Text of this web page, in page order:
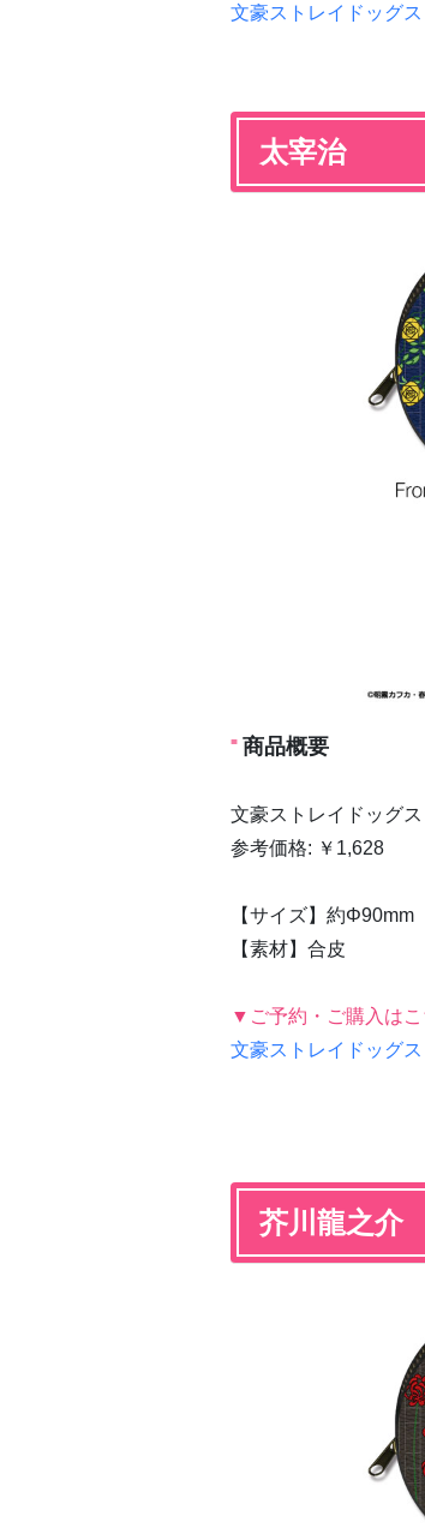
文豪ストレイドッグ
太宰治
商品概要
文豪ストレイドッグ
参考価格: ￥1,628
【サイズ】約Φ90mm
【素材】合皮
▼ご予約・ご購入はこ
文豪ストレイドッグ
芥川龍之介